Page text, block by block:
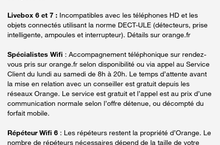
Livebox 6 et 7 : Incompatibles avec les téléphones HD et les
objets connectés utilisant la norme DECT-ULE (détecteurs, prise
intelligente, ampoules et interrupteur). Détails sur orange.fr
Spécialistes Wifi : Accompagnement téléphonique sur rendez-
vous pris sur orange.fr selon disponibilité ou via appel au Service
Client du lundi au samedi de 8h à 20h. Le temps d’attente avant
la mise en relation avec un conseiller est gratuit depuis les
réseaux Orange. Le service est gratuit et l’appel est au prix d’une
communication normale selon l’offre détenue, ou décompté du
forfait mobile.
Répéteur Wifi 6 : Les répéteurs restent la propriété d’Orange. Le
nombre de répéteurs nécessaires dépend de la taille de votre